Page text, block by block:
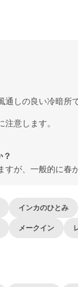
通しの良い冷暗所
意します。
すが、一般的に春
インカのひとみ
メークイン